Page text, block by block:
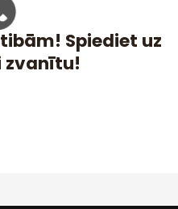
Spiediet uz
zvanītu!